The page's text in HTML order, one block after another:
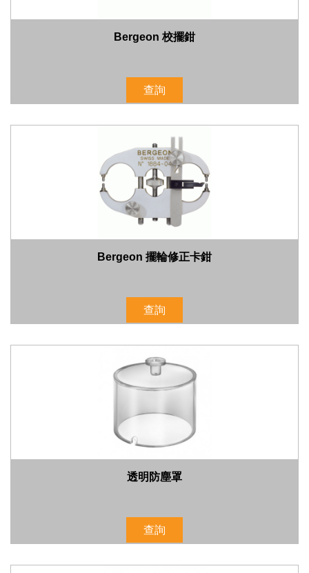
Bergeon 校擺鉗
查詢
Bergeon 擺輪修正卡鉗
查詢
透明防塵罩
查詢